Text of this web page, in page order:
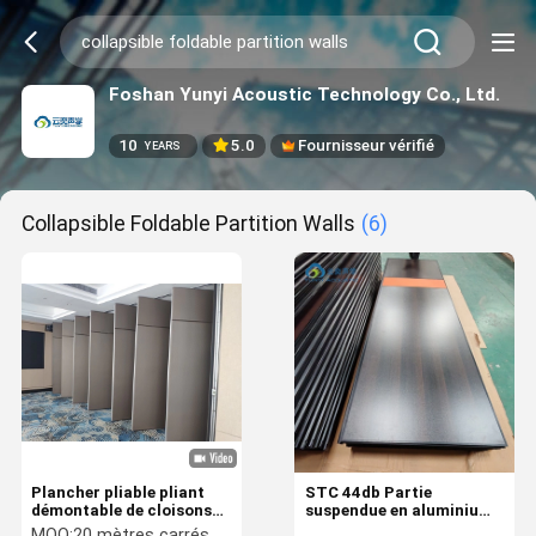
Foshan Yunyi Acoustic Technology Co., Ltd.
10 YEARS 5.0 Fournisseur vérifié
Collapsible Foldable Partition Walls (6)
Plancher pliable pliant
démontable de cloisons
de séparation aux
STC 44db Partie
suspendue en aluminium